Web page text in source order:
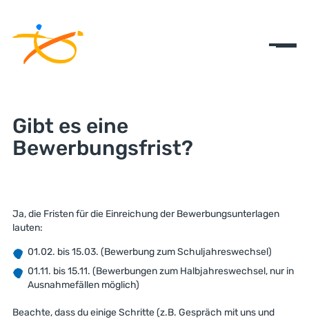
Gibt es eine
Bewerbungsfrist?
Ja, die Fristen für die Einreichung der Bewerbungsunterlagen
lauten:
01.02. bis 15.03. (Bewerbung zum Schuljahreswechsel)
01.11. bis 15.11. (Bewerbungen zum Halbjahreswechsel, nur in
Ausnahmefällen möglich)
Beachte, dass du einige Schritte (z.B. Gespräch mit uns und